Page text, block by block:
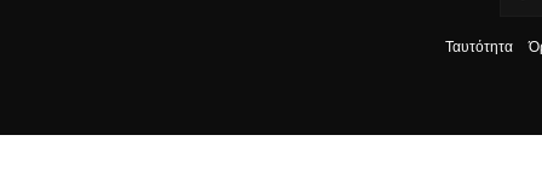
Ταυτότητα